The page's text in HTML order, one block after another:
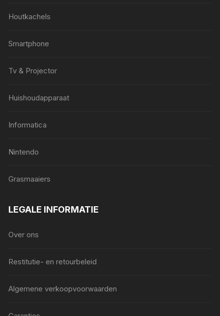
Houtkachels
Smartphone
Tv & Projector
Huishoudapparaat
Informatica
Nintendo
Grasmaaiers
LEGALE INFORMATIE
Over ons
Restitutie- en retourbeleid
Algemene verkoopvoorwaarden